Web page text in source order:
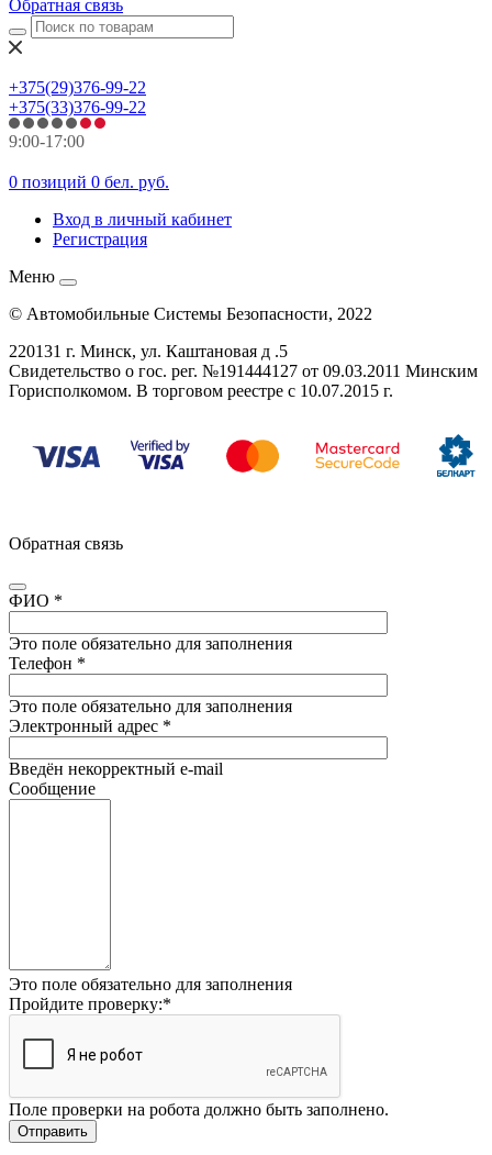
Обратная связь
+375(29)376-99-22
+375(33)376-99-22
9:00-17:00
0 позиций 0 бел. руб.
Вход в личный кабинет
Регистрация
Меню
© Автомобильные Системы Безопасности, 2022
220131 г. Минск, ул. Каштановая д .5
Свидетельство о гос. рег. №191444127 от 09.03.2011 Минским
Горисполкомом. В торговом реестре с 10.07.2015 г.
Обратная связь
ФИО *
Это поле обязательно для заполнения
Телефон *
Это поле обязательно для заполнения
Электронный адрес *
Введён некорректный e-mail
Сообщение
Это поле обязательно для заполнения
Пройдите проверку:*
Поле проверки на робота должно быть заполнено.